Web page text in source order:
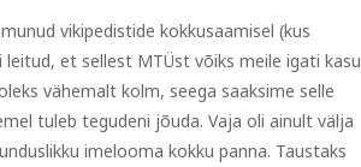
vikipedistide kokkusaamisel (kus
et sellest MTÜst võiks meile igati kasu
vähemalt kolm, seega saaksime selle
tuleb tegudeni jõuda. Vaja oli ainult välja
imelooma kokku panna. Taustaks